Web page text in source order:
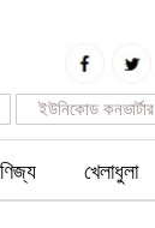
ইউনিকোড কনভার্টার
খেলাধুলা